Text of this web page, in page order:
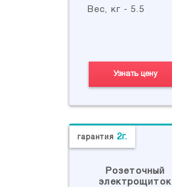
Вес, кг - 5.5
Узнать цену
гарантия 2г.
Розеточный
электрощиток